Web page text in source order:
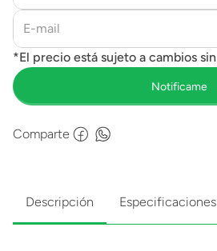
Comparte
Descripción Especificaciones